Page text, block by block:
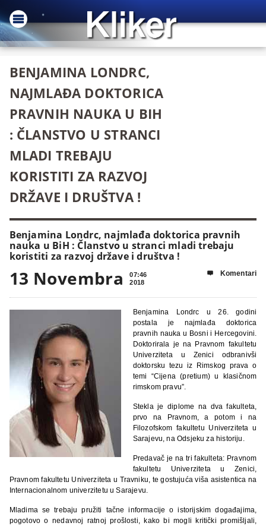
BENJAMINA LONDRC,
NAJMLAĐA DOKTORICA
PRAVNIH NAUKA U BIH
: ČLANSTVO U STRANCI
MLADI TREBAJU
KORISTITI ZA RAZVOJ
DRŽAVE I DRUŠTVA !
Benjamina Londrc, najmlađa doktorica pravnih
nauka u BiH : Članstvo u stranci mladi trebaju
koristiti za razvoj države i društva !
13 Novembra
07:46
2018
 Komentari
Benjamina Londrc u 26. godini
postala je najmlađa doktorica
pravnih nauka u Bosni i Hercegovini.
Doktorirala je na Pravnom fakultetu
Univerziteta u Zenici odbranivši
doktorsku tezu iz Rimskog prava o
temi “Cijena (pretium) u klasičnom
rimskom pravu”.
Stekla je diplome na dva fakulteta,
prvo na Pravnom, a potom i na
Filozofskom fakultetu Univerziteta u
Sarajevu, na Odsjeku za historiju.
Predavač je na tri fakulteta: Pravnom
fakultetu Univerziteta u Zenici,
Pravnom fakultetu Univerziteta u Travniku, te gostujuća viša asistentica na
Internacionalnom univerzitetu u Sarajevu.
Mladima se trebaju pružiti tačne informacije o istorijskim događajima,
pogotovo o nedavnoj ratnoj prošlosti, kako bi mogli kritički promišljali,